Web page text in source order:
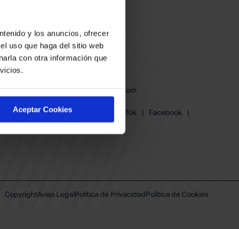
y los anuncios, ofrecer
uso que haga del sitio web
con otra información que
Aceptar Cookies
baskonia@baskonia.com
Instagram
TikTok | Facebook
|
Youtube
| Linkedin
CopyrightAviso LegalPolítica de PrivacidadPolítica de Cookies